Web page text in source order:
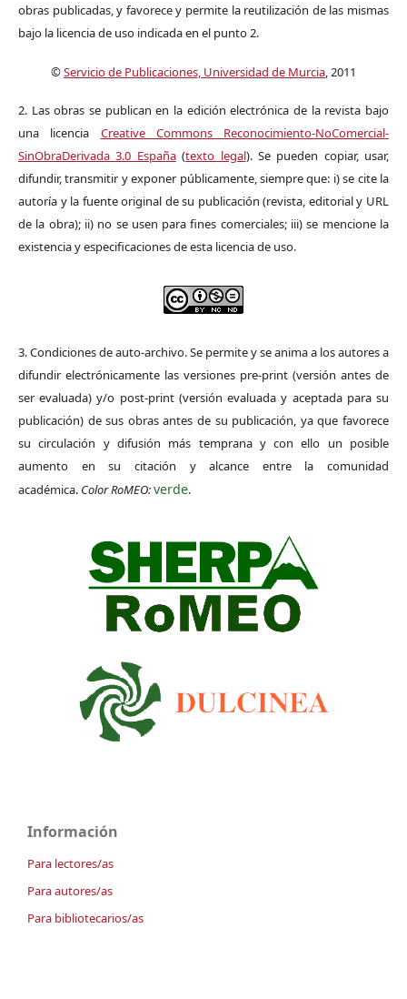
obras publicadas, y favorece y permite la reutilización de las mismas
bajo la licencia de uso indicada en el punto 2.
©Servicio de Publicaciones, Universidad de Murcia, 2011
2. Las obras se publican en la edición electrónica de la revista bajo
una licencia Creative Commons Reconocimiento-NoComercial-
SinObraDerivada 3.0 España(texto legal). Se pueden copiar, usar,
difundir, transmitir y exponer públicamente, siempre que: i) se cite la
autoría y la fuente original de su publicación (revista, editorial y URL
de la obra); ii) no se usen para fines comerciales; iii) se mencione la
existencia y especificaciones de esta licencia de uso.
3. Condiciones de auto-archivo. Se permite y se anima a los autores a
difundir electrónicamente las versiones pre-print (versión antes de
ser evaluada) y/o post-print (versión evaluada y aceptada para su
publicación) de sus obras antes de su publicación, ya que favorece
su circulación y difusión más temprana y con ello un posible
aumento en su citación y alcance entre la comunidad
académica. Color RoMEO:verde.
Información
Para lectores/as
Para autores/as
Para bibliotecarios/as